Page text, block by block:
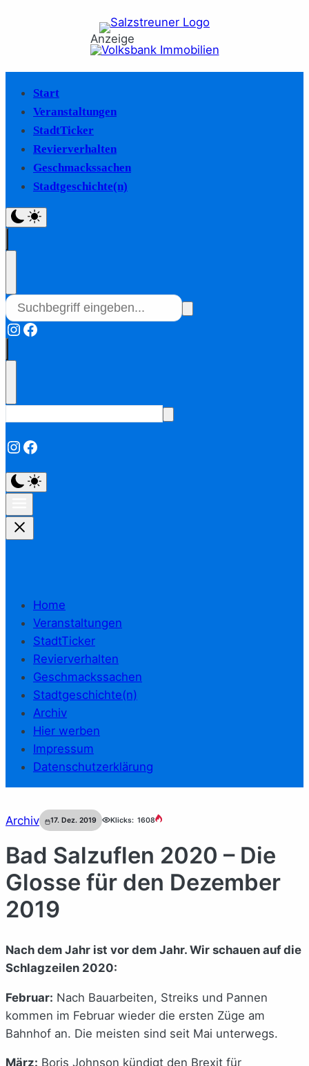
Anzeige
Start
Veranstaltungen
StadtTicker
Revierverhalten
Geschmackssachen
Stadtgeschichte(n)
Instagram
Facebook
Instagram
Facebook
Home
Veranstaltungen
StadtTicker
Revierverhalten
Geschmackssachen
Stadtgeschichte(n)
Archiv
Hier werben
Impressum
Datenschutzerklärung
Archiv 17. Dez. 2019 Klicks: 1608
Bad Salzuflen 2020 – Die
Glosse für den Dezember
2019
Nach dem Jahr ist vor dem Jahr. Wir schauen auf die
Schlagzeilen 2020:
Februar: Nach Bauarbeiten, Streiks und Pannen
kommen im Februar wieder die ersten Züge am
Bahnhof an. Die meisten sind seit Mai unterwegs.
März: Boris Johnson kündigt den Brexit für